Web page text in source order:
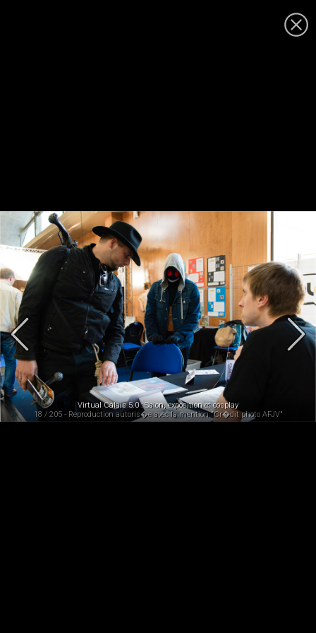
Virtual Calais 5.0 : Salon, exposition et cosplay
18 / 205 - Reproduction autoris�e avec la mention "Cr�dit photo AFJV"